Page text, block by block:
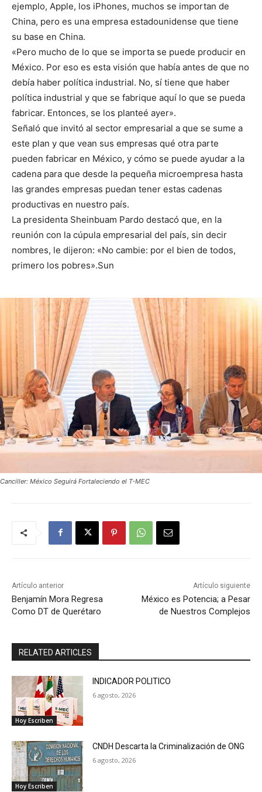
ejemplo, Apple, los iPhones, muchos se importan de
China, pero es una empresa estadounidense que tiene
su base en China.
«Pero mucho de lo que se importa se puede producir en
México. Por eso es esta visión que había antes de que no
debía haber política industrial. No, sí tiene que haber
política industrial y que se fabrique aquí lo que se pueda
fabricar. Entonces, se los planteé ayer».
Señaló que invitó al sector empresarial a que se sume a
este plan y que vean sus empresas qué otra parte
pueden fabricar en México, y cómo se puede ayudar a la
cadena para que desde la pequeña microempresa hasta
las grandes empresas puedan tener estas cadenas
productivas en nuestro país.
La presidenta Sheinbuam Pardo destacó que, en la
reunión con la cúpula empresarial del país, sin decir
nombres, le dijeron: «No cambie: por el bien de todos,
primero los pobres».Sun
Canciller: México Seguirá Fortaleciendo el T-MEC
Artículo anterior
Benjamín Mora Regresa
Como DT de Querétaro
Artículo siguiente
México es Potencia; a Pesar
de Nuestros Complejos
RELATED ARTICLES
Hoy Escriben
INDICADOR POLITICO
6 agosto, 2026
Hoy Escriben
CNDH Descarta la Criminalización de ONG
6 agosto, 2026